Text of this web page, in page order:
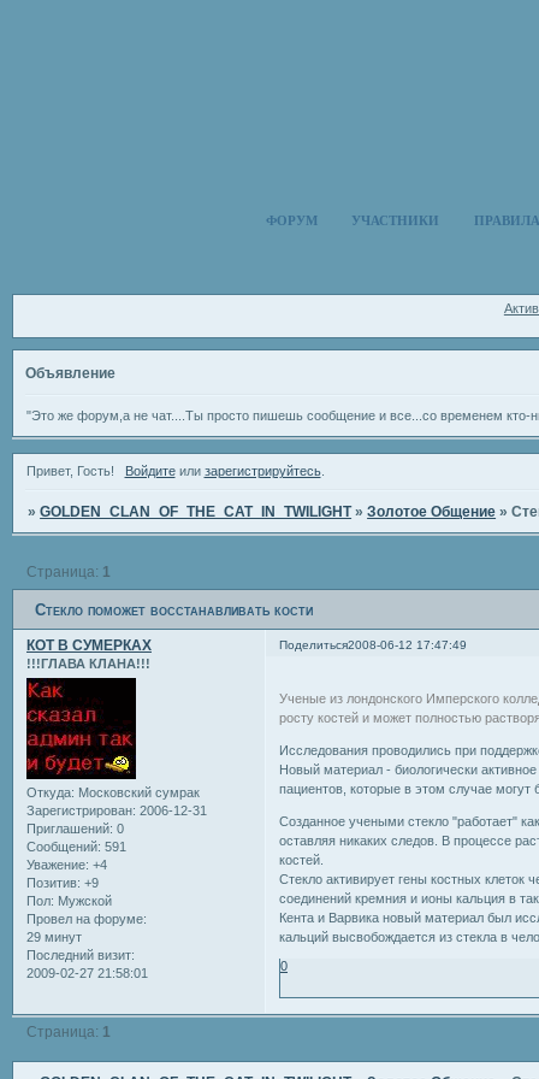
ФОРУМ УЧАСТНИКИ ПРАВИЛА
Объявление
"Это же форум,а не чат....Ты просто пишешь сообщение и все...со временем
Привет, Гость! Войдитеили зарегистрируйтесь.
»GOLDEN_CLAN_OF_THE_CAT_IN_TWILIGHT »Золотое Общение »
Стекло поможет восстанавливать кости
Страница: 1
Поделиться2008-06-12 17:47:49
КОТ В СУМЕРКАХ
!!!ГЛАВА КЛАНА!!!
Откуда: Московский сумрак
Зарегистрирован: 2006-12-31
Приглашений: 0
Сообщений: 591
Уважение: +4
Позитив: +9
Пол: Мужской
Провел на форуме:
29 минут
Последний визит:
2009-02-27 21:58:01
Ученые из лондонского Имперского
росту костей и может полностью
Исследования проводились при
Новый материал - биологически
пациентов, которые в этом случае
Созданное учеными стекло "работает"
оставляя никаких следов. В процессе
костей.
Стекло активирует гены костных клеток
соединений кремния и ионы кальция в
Кента и Варвика новый материал был
кальций высвобождается из стекла в
0
Страница: 1